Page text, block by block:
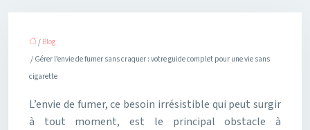
/ Blog
/ Gérer l’envie de fumer sans craquer : votre guide complet pour une vie sans
cigarette
L’envie de fumer, ce besoin irrésistible qui peut surgir
à tout moment, est le principal obstacle à